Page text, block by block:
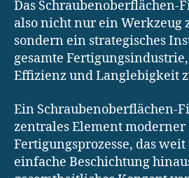
Das Schraubenoberflächen-
also nicht nur ein Werkzeug
sondern ein strategisches
gesamte
Effizienz und Langlebigkeit
Ein Schraubenoberflächen-
zentrales Element moderner
Fertigungsprozesse, das
einfache Beschichtung